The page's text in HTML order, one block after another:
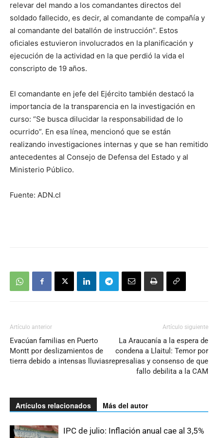
relevar del mando a los comandantes directos del
soldado fallecido, es decir, al comandante de compañía y
al comandante del batallón de instrucción”. Estos
oficiales estuvieron involucrados en la planificación y
ejecución de la actividad en la que perdió la vida el
conscripto de 19 años.
El comandante en jefe del Ejército también destacó la
importancia de la transparencia en la investigación en
curso: “Se busca dilucidar la responsabilidad de lo
ocurrido”. En esa línea, mencionó que se están
realizando investigaciones internas y que se han remitido
antecedentes al Consejo de Defensa del Estado y al
Ministerio Público.
Fuente: ADN.cl
Artículo anterior
Evacúan familias en Puerto
Montt por deslizamientos de
tierra debido a intensas lluvias
Artículo siguiente
La Araucanía a la espera de
condena a Llaitul: Temor por
represalias y consenso de que
fallo debilita a la CAM
Artículos relacionados Más del autor
IPC de julio: Inflación anual cae al 3,5%